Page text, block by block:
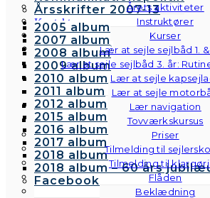
Årets aktiviteter
Instruktører
Kurser
Lær at sejle sejlbåd 1. &
Lær at sejle sejlbåd 3. år:
Lær at sejle
Lær at sejle
Lær navigation
Tovværkskursus
Priser
Tilmelding til
Tilmelding til
Flåden
Beklædning
Årsskrifter 2007-13
Kontakt
Galleri
Andre fotos
2005 album
2007 album
2008 album
2009 album
2010 album
2011 album
2012 album
2015 album
2016 album
2017 album
2018 album
2018 album – 60 års
Facebook